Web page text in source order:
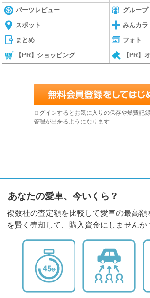
パーツレビュー グループ
スポット みんカラ
まとめ フォト
【PR】ショッピング 【PR】
ログインするとお気に入りの保存や燃費記
管理が出来るようになります
あなたの愛車、今いくら？
複数社の査定額を比較して愛車の最高額
を賢く売却して、購入資金にしませんか